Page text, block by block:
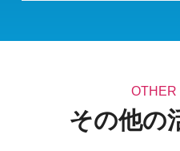
その他の
OTHER